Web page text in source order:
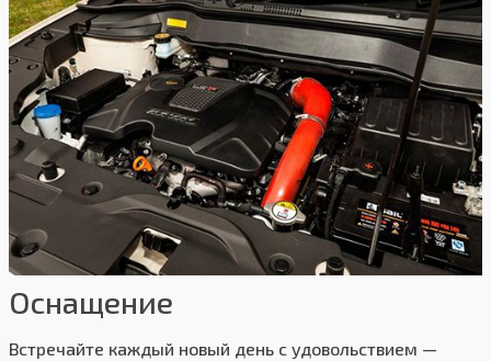
Оснащение
Встречайте каждый новый день с удовольствием —